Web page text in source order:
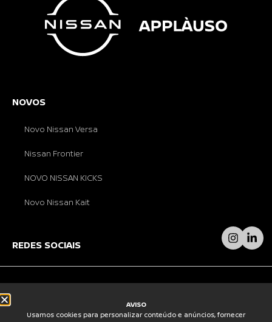
NOVOS
Novo Nissan Versa
Nissan Frontier
NOVO NISSAN KICKS
Novo Nissan Kait
REDES SOCIAIS
AVISO
Usamos cookies para personalizar conteúdo e anúncios, fornecer